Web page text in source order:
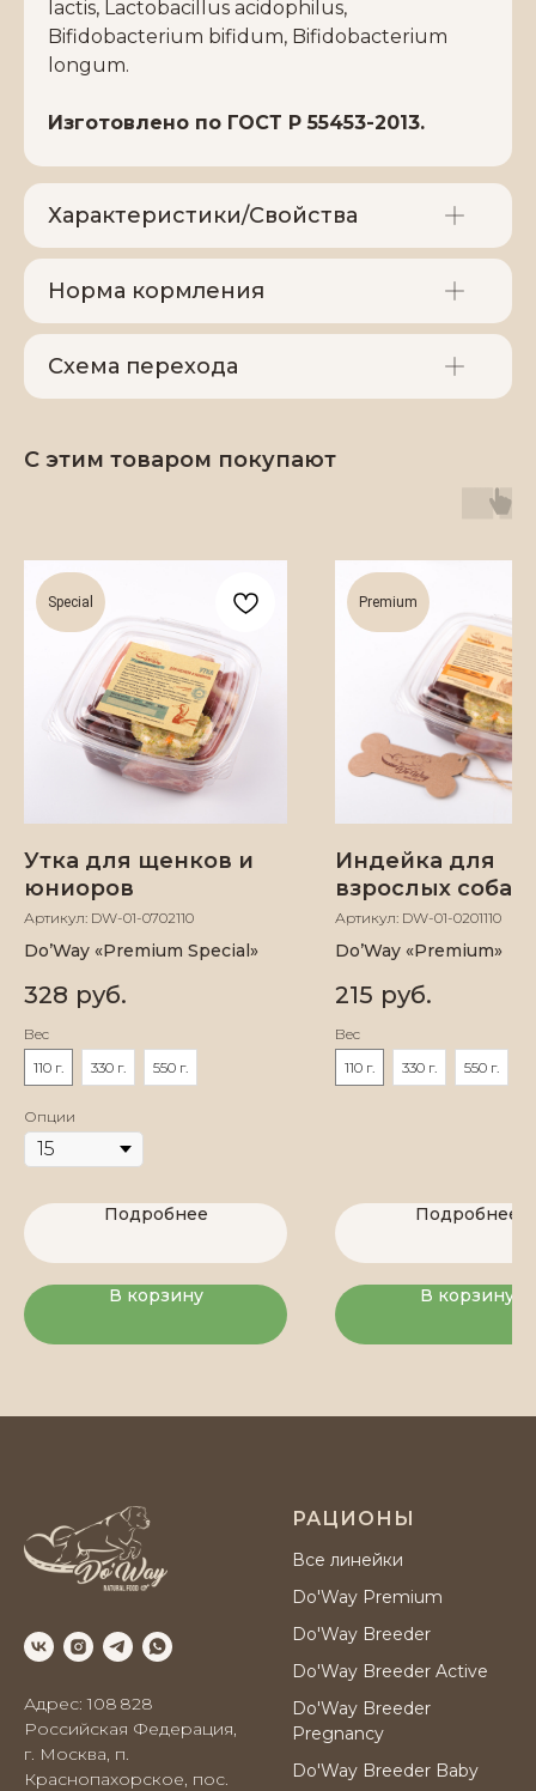
lactis, Lactobacillus acidophilus,
Bifidobacterium bifidum, Bifidobacterium
longum.
Изготовлено по ГОСТ Р 55453-2013.
Характеристики/Свойства
Норма кормления
Схема перехода
С этим товаром покупают
Special
Утка для щенков и
юниоров
Артикул: DW-01-0702110
Do’Way «Premium Special»
328 руб.
Вес
110 г.
330 г. 550 г.
Опции
Подробнее
В корзину
Premium
Индейка для
взрослых собак
Артикул: DW-01-0201110
Do’Way «Premium»
215 руб.
Вес
110 г.
330 г. 550 г.
Подробнее
В корзину
Адрес: 108 828
Российская Федерация,
г. Москва, п.
Краснопахорское, пос.
РАЦИОНЫ
Все линейки
Do'Way Premium
Do'Way Breeder
Do'Way Breeder Active
Do'Way Breeder
Pregnancy
Do'Way Breeder Baby
©2024
и лакомства для собак
ИП Данченко Надежда Андреевна
ИНН 501 004 592 628 ОГРНИП 324774600178763
Все права защищены.
Политика конфиденциальности.
Публичная оферта
Разработка сайта